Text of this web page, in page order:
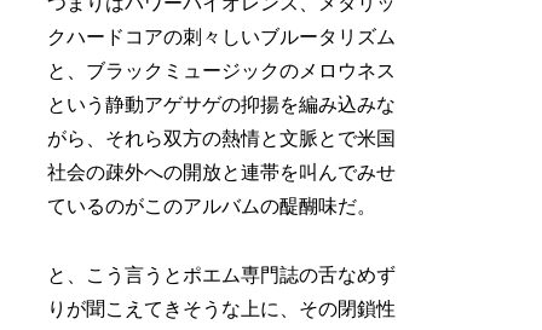
クハードコアの刺々しいブルータリズム
と、ブラックミュージックのメロウネス
という静動アゲサゲの抑揚を編み込みな
がら、それら双方の熱情と文脈とで米国
社会の疎外への開放と連帯を叫んでみせ
ているのがこのアルバムの醍醐味だ。
と、こう言うとポエム専門誌の舌なめず
りが聞こえてきそうな上に、その閉鎖性